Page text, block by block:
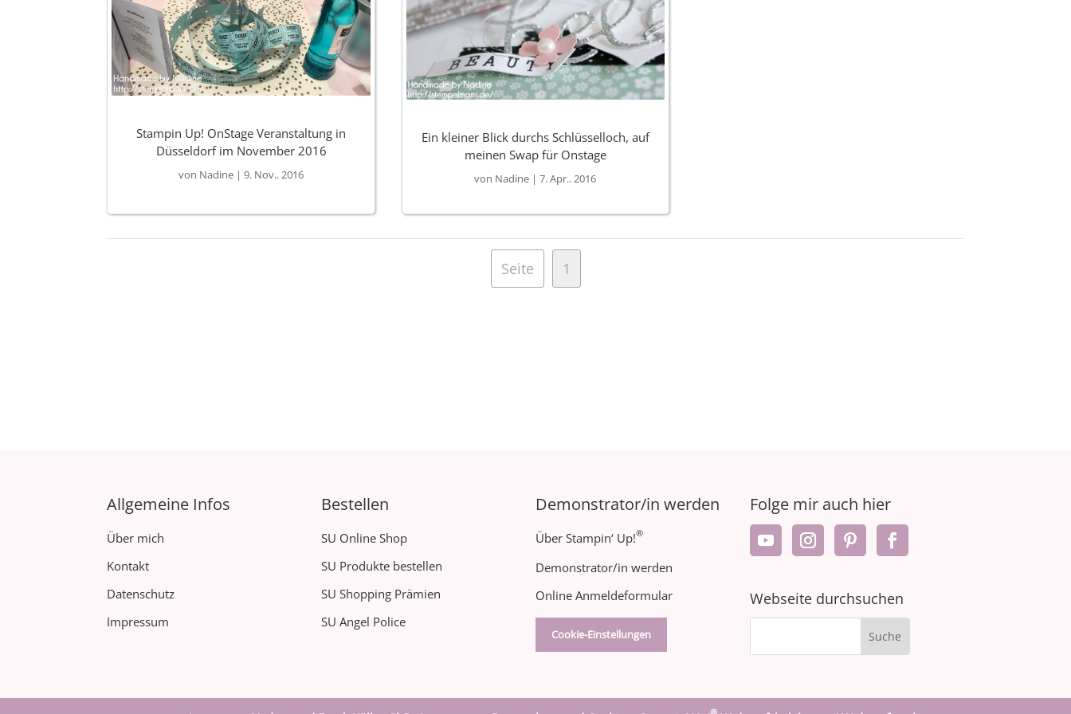
Stampin Up! OnStage Veranstaltung in
Düsseldorf im November 2016
von Nadine |9. Nov.. 2016
Ein kleiner Blick durchs Schlüsselloch, auf
meinen Swap für Onstage
von Nadine |7. Apr.. 2016
Seite 1
Allgemeine Infos
Über mich
Kontakt
Datenschutz
Impressum
Bestellen
SU Online Shop
SU Produkte bestellen
SU Shopping Prämien
SU Angel Police
Demonstrator/in werden
Über Stampin‘ Up!®
Demonstrator/in werden
Online Anmeldeformular
Cookie-Einstellungen
Folge mir auch hier
Webseite durchsuchen